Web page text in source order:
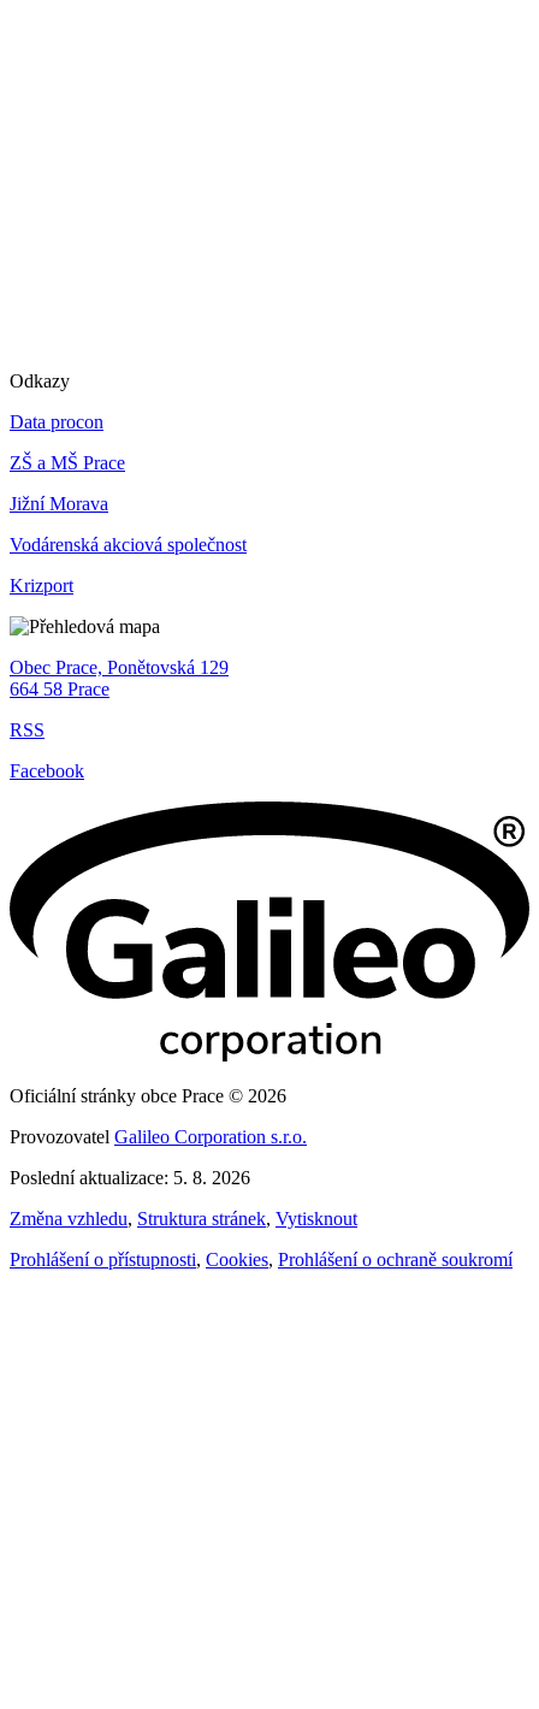
Odkazy
Data procon
ZŠ a MŠ Prace
Jižní Morava
Vodárenská akciová společnost
Krizport
Obec Prace, Ponětovská 129
664 58 Prace
RSS
Facebook
Oficiální stránky obce Prace © 2026
Provozovatel Galileo Corporation s.r.o.
Poslední aktualizace: 5. 8. 2026
Změna vzhledu, Struktura stránek, Vytisknout
Prohlášení o přístupnosti, Cookies, Prohlášení o ochraně soukromí